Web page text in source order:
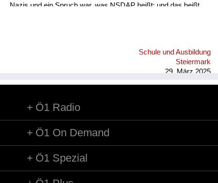
Nazis und ein Spruch war, was NSDAP heißt: und das heißt
ziemlich stark. Und ein Spruch war: "Hering, Hering, dick und
fett wie Göring". Im Radio ist dann immer ein Lied g...
Schule und Ausbildung
Steiermark
29. März 2025
Ö1 Radio
Ö1 On Demand
Ö1 Spezial